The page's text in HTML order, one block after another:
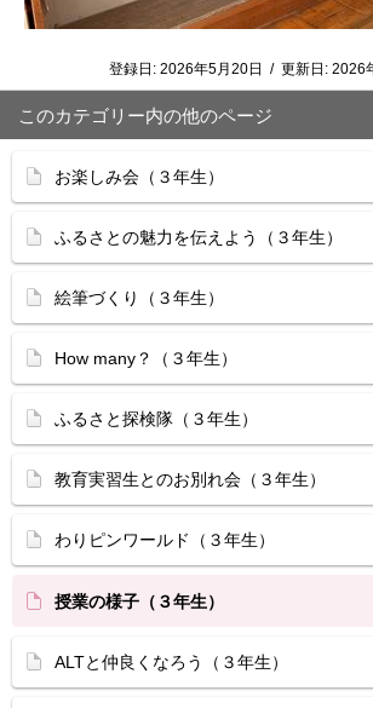
登録日: 2026年5月20日 / 更新日: 2026
このカテゴリー内の他のページ
お楽しみ会（３年生）
ふるさとの魅力を伝えよう（３年生）
絵筆づくり（３年生）
How many？（３年生）
ふるさと探検隊（３年生）
教育実習生とのお別れ会（３年生）
わりピンワールド（３年生）
授業の様子（３年生）
ALTと仲良くなろう（３年生）